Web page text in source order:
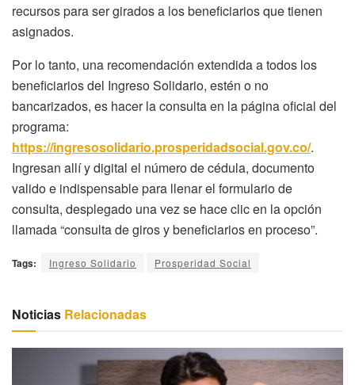
recursos para ser girados a los beneficiarios que tienen
asignados.
Por lo tanto, una recomendación extendida a todos los
beneficiarios del Ingreso Solidario, estén o no
bancarizados, es hacer la consulta en la página oficial del
programa:
https://ingresosolidario.prosperidadsocial.gov.co/.
Ingresan allí y digital el número de cédula, documento
valido e indispensable para llenar el formulario de
consulta, desplegado una vez se hace clic en la opción
llamada “consulta de giros y beneficiarios en proceso”.
Tags: Ingreso Solidario Prosperidad Social
Noticias Relacionadas